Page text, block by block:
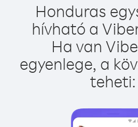
Honduras
hívható a
Ha van
egyenlege, a
teheti: